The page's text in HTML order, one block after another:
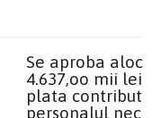
Se aproba
4.637,oo mii lei
plata
personalul